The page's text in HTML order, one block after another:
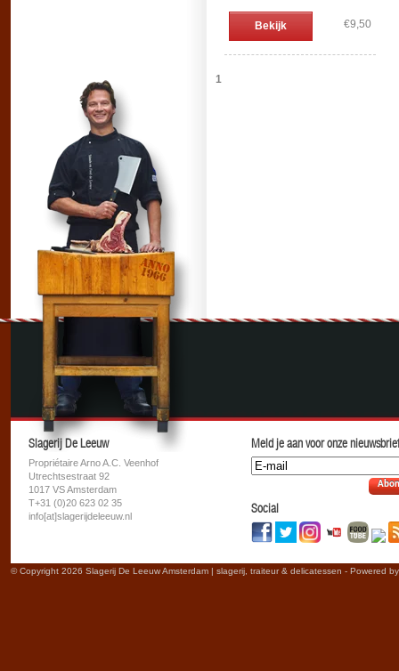
Bekijk €9,50
1
Slagerij De Leeuw
Propriétaire Arno A.C. Veenhof
Utrechtsestraat 92
1017 VS Amsterdam
T+31 (0)20 623 02 35
info[at]slagerijdeleeuw.nl
Meld je aan voor onze
Social
© Copyright 2026 Slagerij De Leeuw Amsterdam | slagerij, traiteur & delicatessen - Powered